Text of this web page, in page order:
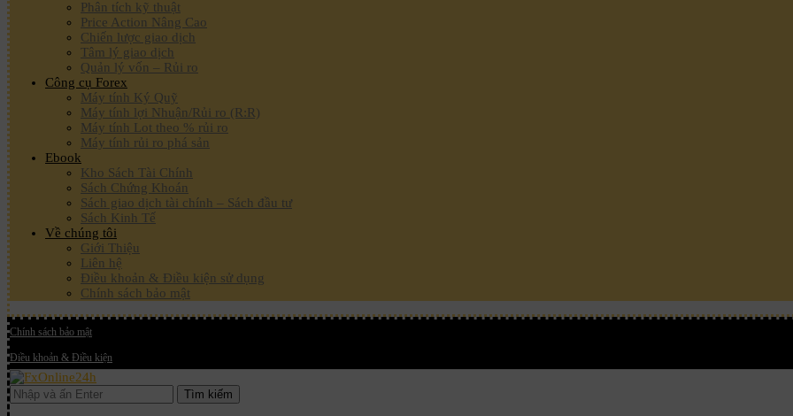
Phân tích kỹ thuật
Price Action Nâng Cao
Chiến lược giao dịch
Tâm lý giao dịch
Quản lý vốn – Rủi ro
Công cụ Forex
Máy tính Ký Quỹ
Máy tính lợi Nhuận/Rủi ro (R:R)
Máy tính Lot theo % rủi ro
Máy tính rủi ro phá sản
Ebook
Kho Sách Tài Chính
Sách Chứng Khoán
Sách giao dịch tài chính – Sách đầu tư
Sách Kinh Tế
Về chúng tôi
Giới Thiệu
Liên hệ
Điều khoản & Điều kiện sử dụng
Chính sách bảo mật
Chính sách bảo mật
Điều khoản & Điều kiện
Tìm kiếm